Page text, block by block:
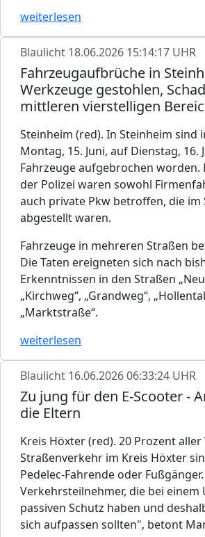
weiterlesen
Blaulicht 18.06.2026 15:14:17 UHR
Fahrzeugaufbrüche in
Werkzeuge gestohlen,
mittleren vierstelligen
Steinheim (red). In Steinheim sind
Montag, 15. Juni, auf Dienstag, 16.
Fahrzeuge aufgebrochen worden.
der Polizei waren sowohl
auch private Pkw betroffen, die im
abgestellt waren.
Fahrzeuge in mehreren Straßen
Die Taten ereigneten sich nach
Erkenntnissen in den Straßen
„Kirchweg“, „Grandweg“,
„Marktstraße“.
weiterlesen
Blaulicht 16.06.2026 06:33:24 UHR
Zu jung für den E-Scooter -
die Eltern
Kreis Höxter (red). 20 Prozent
Straßenverkehr im Kreis Höxter
Pedelec-Fahrende oder
Verkehrsteilnehmer, die bei einem
passiven Schutz haben und
sich aufpassen sollten", betont